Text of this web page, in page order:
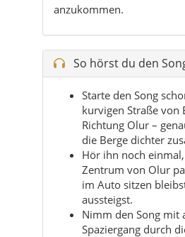
kurvigen Straße von
Richtung Olur –
die Berge dichter
Hör ihn noch
Zentrum von Olur
im Auto sitzen
aussteigst.
Nimm den Song mit
Spaziergang durch
vorbei an Teestuben,
und ruhigen Gassen.
Abends passt er
Glas Çay, wenn über
letzten Lichter